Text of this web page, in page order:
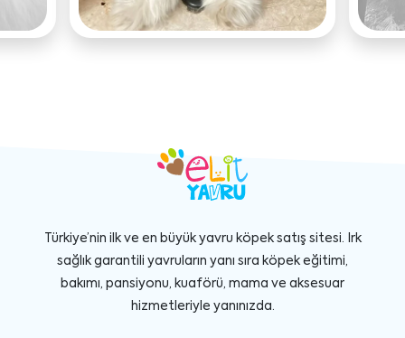
Türkiye’nin ilk ve en büyük yavru köpek satış sitesi. Irk
sağlık garantili yavruların yanı sıra köpek eğitimi,
bakımı, pansiyonu, kuaförü, mama ve aksesuar
hizmetleriyle yanınızda.